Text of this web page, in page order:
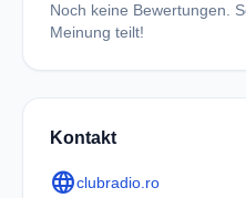
Noch keine Bewertungen.
Meinung teilt!
Kontakt
languageclubradio.ro